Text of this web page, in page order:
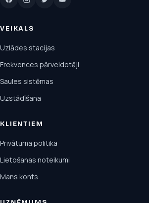
VEIKALS
Uzlādes stacijas
Frekvences pārveidotāji
Saules sistēmas
Uzstādīšana
KLIENTIEM
Privātuma politika
Lietošanas noteikumi
Mans konts